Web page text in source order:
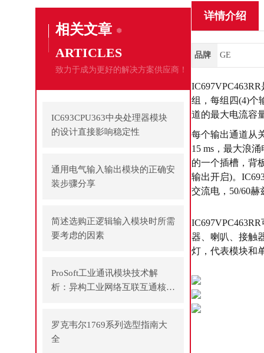
相关文章
ARTICLES
致力于成为更好的解决方案供应商！
IC693CPU363中央处理器模块
的设计直接影响稳定性
通用电气输入输出模块的正确安
装步骤分享
简述选购正逻辑输入模块时所需
要考虑的因素
ProSoft工业通讯模块技术解
析：异构工业网络互联互通核心
罗克韦尔1769系列选型指南大
全
详情介绍
品牌 GE
组，每组四(4)个
道的最大电流容
每个输出通道从
15 ms，最大浪
的一个插槽，背
输出开启)。
交流电，50/60赫
器、喇叭、接触
灯，代表模块和